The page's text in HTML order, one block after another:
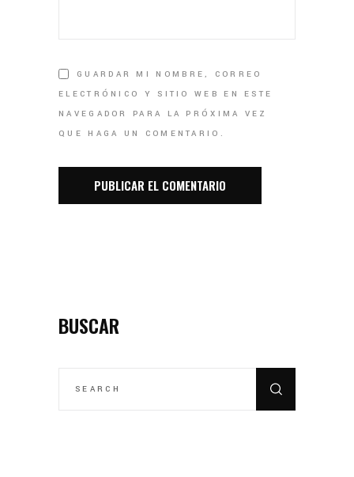
GUARDAR MI NOMBRE, CORREO
ELECTRÓNICO Y SITIO WEB EN ESTE
NAVEGADOR PARA LA PRÓXIMA VEZ
QUE HAGA UN COMENTARIO.
BUSCAR